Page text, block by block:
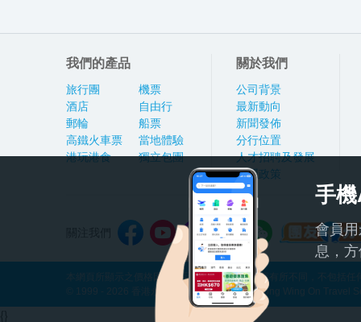
我們的產品
旅行團
酒店
郵輪
高鐵火車票
港玩港食
機票
自由行
船票
當地體驗
獨立包團
關於我們
公司背景
最新動向
新聞發佈
分行位置
人才招聘及發展
私隱政策
本網頁所顯示之價格因應產品種類及出發日期而有所不同，不包括
© 1999 - 2026 香港永安旅遊有限公司 Hong Kong Wing On Travel
手
會員
息，